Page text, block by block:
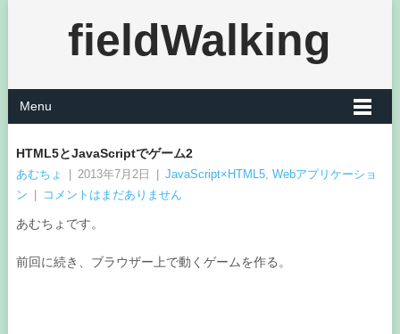
fieldWalking
Menu
HTML5とJavaScriptでゲーム2
あむちょ 2013年7月2日 JavaScript×HTML5, Webアプリケーショ
ン
コメントはまだありません
あむちょです。
前回に続き、ブラウザー上で動くゲームを作る。